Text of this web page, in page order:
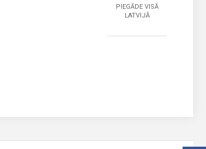
PIEGĀDE VISĀ
LATVIJĀ